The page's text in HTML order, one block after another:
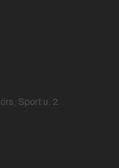
Sport u. 2.